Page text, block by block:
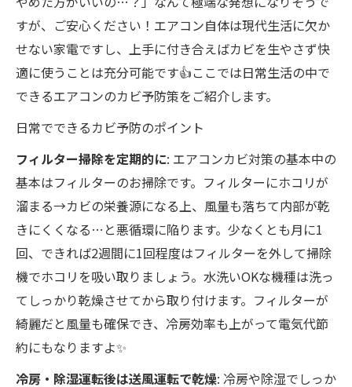
すが、ご安心ください！エアコン自体は現代生活に欠か
せない家電ですし、上手に付き合えばカビを生やさず快
適に使うことは充分可能です👍ここでは日常生活の中で
できるエアコンのカビ予防策をご紹介します。
日常でできるカビ予防のポイント
フィルター掃除を定期的に: エアコンカビ対策の基本中の
基本はフィルターのお掃除です。フィルターにホコリが
溜まる→カビの栄養源になる上、風量も落ちて内部が乾
きにくくなる…と悪循環に陥ります。少なくとも月に1
回、できれば2週間に1回程度はフィルターを外して掃除
機でホコリを吸い取りましょう。水洗いOKな機種は洗っ
てしっかり乾燥させてから取り付けます。フィルターが
綺麗だと風量も確保でき、冷房効率も上がって電気代節
約にもなりますよ✨
冷房・除湿運転後は送風運転で乾燥: 冷房や除湿でしっか